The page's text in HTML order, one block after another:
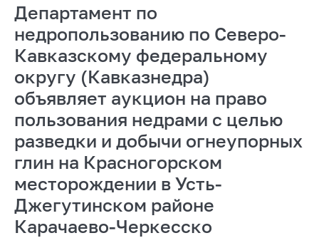
Департамент по
недропользованию по Северо-
Кавказскому федеральному
округу (Кавказнедра)
объявляет аукцион на право
пользования недрами с целью
разведки и добычи огнеупорных
глин на Красногорском
месторождении в Усть-
Джегутинском районе
Карачаево-Черкесско